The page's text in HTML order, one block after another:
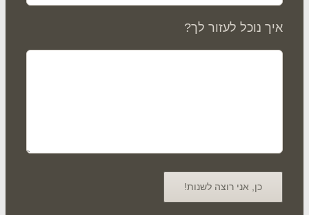
נוכל לעזור לך?